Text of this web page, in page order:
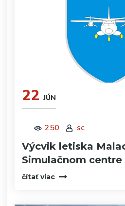
22 JÚN
250 sc
Výcvik letiska
Simulačnom centre
čítať viac